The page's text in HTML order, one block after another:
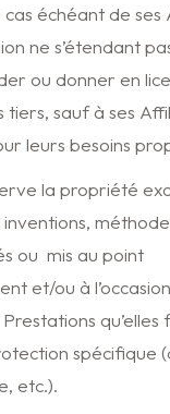
cas échéant de ses
ne s’étendant
ou donner en
tiers, sauf à ses
leurs besoins
la propriété
inventions,
ou mis au point
et/ou à
qu’elles
spécifique
etc.).